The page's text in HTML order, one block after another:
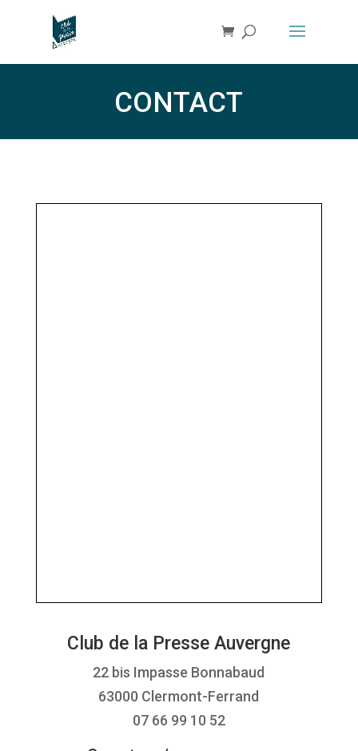
CONTACT
Club de la Presse Auvergne
22 bis Impasse Bonnabaud
63000 Clermont-Ferrand
07 66 99 10 52